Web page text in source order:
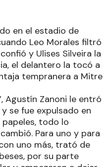
en el estadio de
Leo Morales filtró
y Ulises Silveira la
el delantero la tocó a
tempranera a Mitre
Agustín Zanoni le entró
se fue expulsado en
papeles, todo lo
Para uno y para
uno más, trató de
por su parte